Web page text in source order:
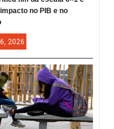
no PIB e no
2026